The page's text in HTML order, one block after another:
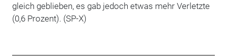
gleich geblieben, es gab jedoch etwas mehr Verletzte
(0,6 Prozent). (SP-X)